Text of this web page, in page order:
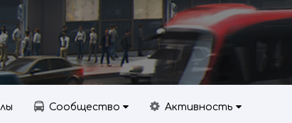
Сообщество Активность